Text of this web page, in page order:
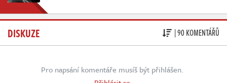
DISKUZE | 90 KOMENTÁŘŮ
Pro napsání komentáře musíš být přihlášen.